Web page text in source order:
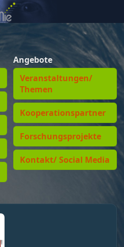
Angebote
Veranstaltungen/
Themen
Kooperationspartner
Forschungsprojekte
Kontakt/ Social Media